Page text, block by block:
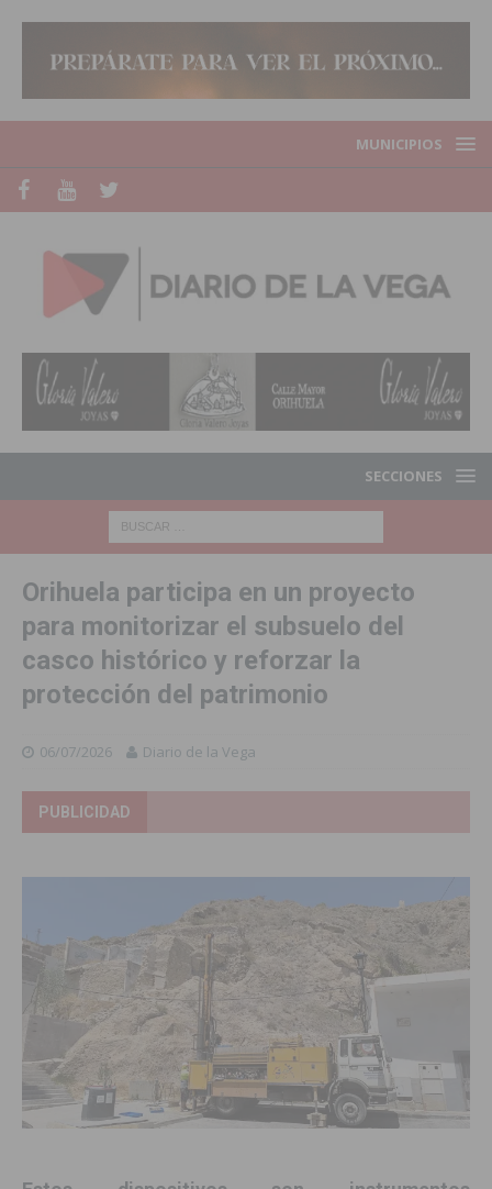
MUNICIPIOS
SECCIONES
Orihuela participa en un proyecto
para monitorizar el subsuelo del
casco histórico y reforzar la
protección del patrimonio
06/07/2026 Diario de la Vega
PUBLICIDAD